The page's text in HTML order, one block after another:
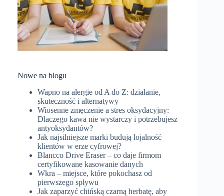
Nowe na blogu
Wapno na alergie od A do Z: działanie,
skuteczność i alternatywy
Wiosenne zmęczenie a stres oksydacyjny:
Dlaczego kawa nie wystarczy i potrzebujesz
antyoksydantów?
Jak najsilniejsze marki budują lojalność
klientów w erze cyfrowej?
Blancco Drive Eraser – co daje firmom
certyfikowane kasowanie danych
Wkra – miejsce, które pokochasz od
pierwszego spływu
Jak zaparzyć chińską czarną herbatę, aby